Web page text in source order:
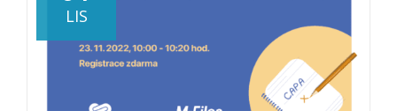
4.
zaměstnanců,
30.
LIS